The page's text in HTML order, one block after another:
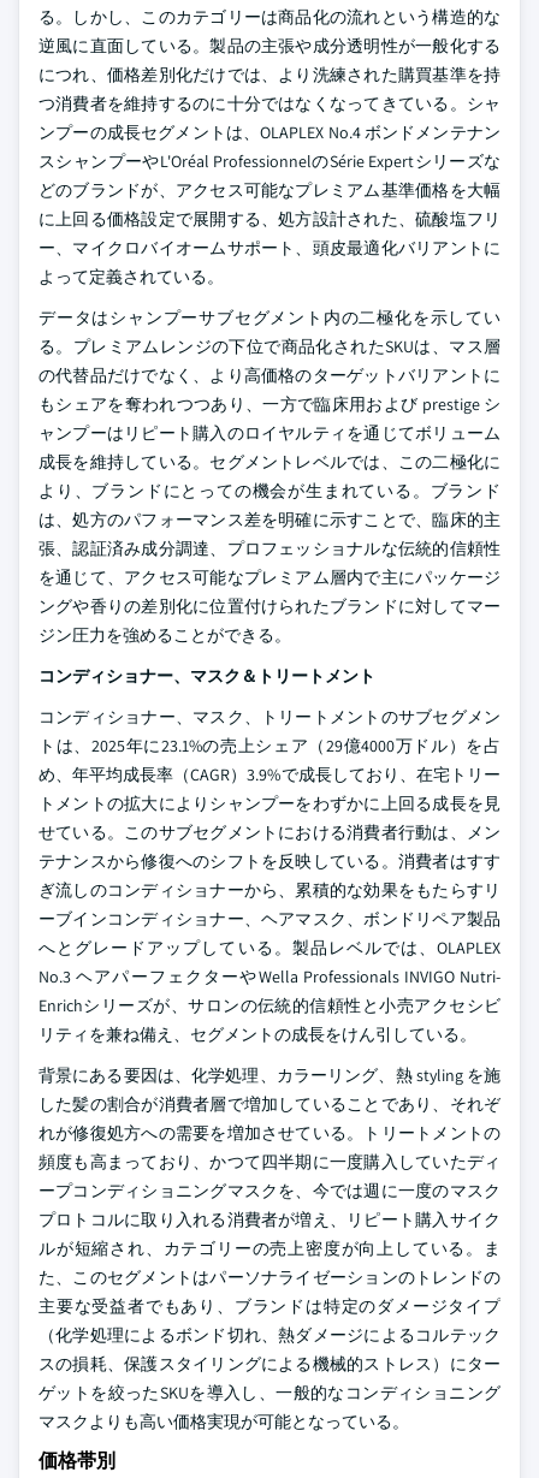
る。しかし、このカテゴリーは商品化の流れという構造的な
逆風に直面している。製品の主張や成分透明性が一般化する
につれ、価格差別化だけでは、より洗練された購買基準を持
つ消費者を維持するのに十分ではなくなってきている。シャ
ンプーの成長セグメントは、OLAPLEX No.4 ボンドメンテナン
スシャンプーやL'Oréal ProfessionnelのSérie Expertシリーズな
どのブランドが、アクセス可能なプレミアム基準価格を大幅
に上回る価格設定で展開する、処方設計された、硫酸塩フリ
ー、マイクロバイオームサポート、頭皮最適化バリアントに
よって定義されている。
データはシャンプーサブセグメント内の二極化を示してい
る。プレミアムレンジの下位で商品化されたSKUは、マス層
の代替品だけでなく、より高価格のターゲットバリアントに
もシェアを奪われつつあり、一方で臨床用および prestige シ
ャンプーはリピート購入のロイヤルティを通じてボリューム
成長を維持している。セグメントレベルでは、この二極化に
より、ブランドにとっての機会が生まれている。ブランド
は、処方のパフォーマンス差を明確に示すことで、臨床的主
張、認証済み成分調達、プロフェッショナルな伝統的信頼性
を通じて、アクセス可能なプレミアム層内で主にパッケージ
ングや香りの差別化に位置付けられたブランドに対してマー
ジン圧力を強めることができる。
コンディショナー、マスク＆トリートメント
コンディショナー、マスク、トリートメントのサブセグメン
トは、2025年に23.1%の売上シェア（29億4000万ドル）を占
め、年平均成長率（CAGR）3.9%で成長しており、在宅トリー
トメントの拡大によりシャンプーをわずかに上回る成長を見
せている。このサブセグメントにおける消費者行動は、メン
テナンスから修復へのシフトを反映している。消費者はすす
ぎ流しのコンディショナーから、累積的な効果をもたらすリ
ーブインコンディショナー、ヘアマスク、ボンドリペア製品
へとグレードアップしている。製品レベルでは、OLAPLEX
No.3 ヘアパーフェクターやWella Professionals INVIGO Nutri-
Enrichシリーズが、サロンの伝統的信頼性と小売アクセシビ
リティを兼ね備え、セグメントの成長をけん引している。
背景にある要因は、化学処理、カラーリング、熱 styling を施
した髪の割合が消費者層で増加していることであり、それぞ
れが修復処方への需要を増加させている。トリートメントの
頻度も高まっており、かつて四半期に一度購入していたディ
ープコンディショニングマスクを、今では週に一度のマスク
プロトコルに取り入れる消費者が増え、リピート購入サイク
ルが短縮され、カテゴリーの売上密度が向上している。ま
た、このセグメントはパーソナライゼーションのトレンドの
主要な受益者でもあり、ブランドは特定のダメージタイプ
（化学処理によるボンド切れ、熱ダメージによるコルテック
スの損耗、保護スタイリングによる機械的ストレス）にター
ゲットを絞ったSKUを導入し、一般的なコンディショニング
マスクよりも高い価格実現が可能となっている。
価格帯別